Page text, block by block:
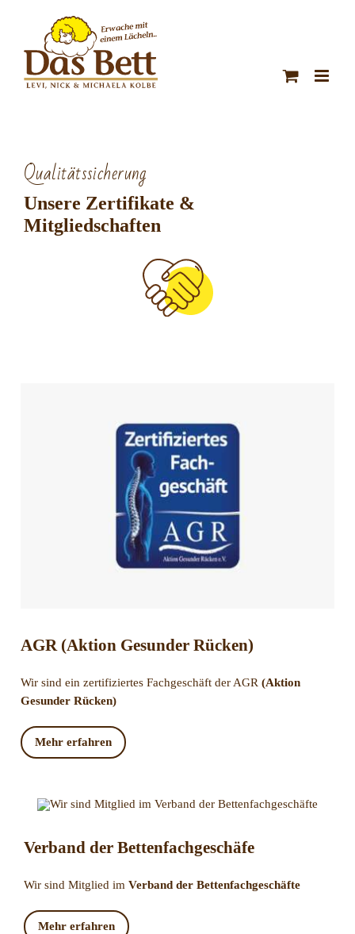
Qualitätssicherung
Unsere Zertifikate &
Mitgliedschaften
AGR (Aktion Gesunder Rücken)
Wir sind ein zertifiziertes Fachgeschäft der AGR (Aktion
Gesunder Rücken)
Mehr erfahren
Verband der Bettenfachgeschäfe
Wir sind Mitglied im Verband der Bettenfachgeschäfte
Mehr erfahren